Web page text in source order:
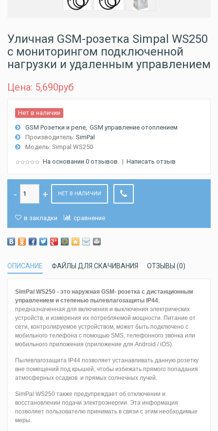
Уличная GSM-розетка Simpal WS250
с мониторингом подключенной
нагрузки и удаленным управлением
Цена: 5,690руб
Нет в наличии
GSM Розетки и реле GSM управление отоплением
Производитель: SimPal
Модель: Simpal WS250
На основании 0 отзывов. | Написать отзыв
НЕТ В НАЛИЧИИ
в закладки сравнение
ОПИСАНИЕ ФАЙЛЫ ДЛЯ СКАЧИВАНИЯ ОТЗЫВЫ (0)
SimPal WS250 - это наружная GSM- розетка с дистанционным
управлением и степенью пылевлагозащиты IP44,
предназначенная для включения и выключения электрических
устройств, и измерения их потребляемой мощности. Питание от
сети, контролируемое устройством, может быть подключено с
мобильного телефона с помощью SMS, телефонного звонка или
мобильного приложения (приложение для Android / iOS).
Пылевлагозащита IP44 позволяет устанавливать данную розетку
вне помещений под крышей, чтобы избежать прямого попадания
атмосферных осадков и прямых солнечных лучей.
SimPal WS250 также предупреждает об отключении и
восстановлении подачи электроэнергии. Эта информация
позволяет пользователю принимать в связи с этим необходимые
меры.